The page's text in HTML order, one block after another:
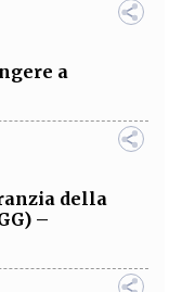
a
della
–